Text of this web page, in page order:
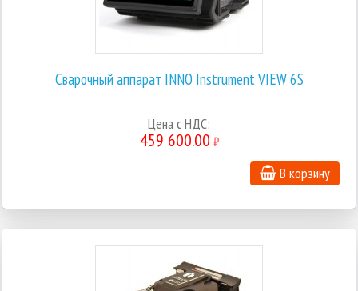
Сварочный аппарат INNO Instrument VIEW 6S
Цена с НДС:
459 600.00 ₽
В корзину